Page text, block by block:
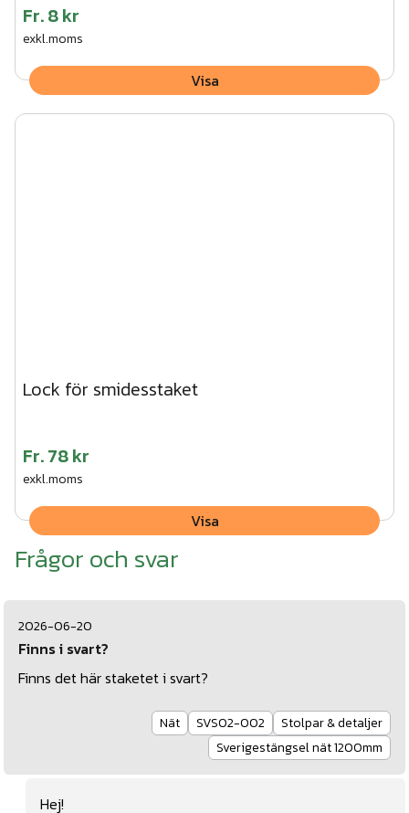
Fr.8 kr
exkl.moms
Visa
Lock för smidesstaket
Fr.78 kr
exkl.moms
Visa
Frågor och svar
2026-06-20
Finns i svart?
Finns det här staketet i svart?
Nät SVS02-002
Stolpar & detaljer
Sverigestängsel nät 1200mm
Hej!